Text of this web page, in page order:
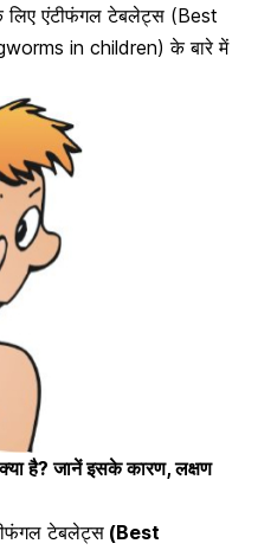
लिए एंटीफंगल टेबलेट्स (Best
in children) के बारे में
है? जानें इसके कारण, लक्षण
टेबलेट्स (Best